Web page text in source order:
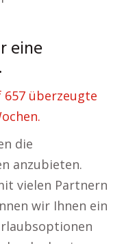
eine
überzeugte
die
anzubieten.
vielen Partnern
wir Ihnen ein